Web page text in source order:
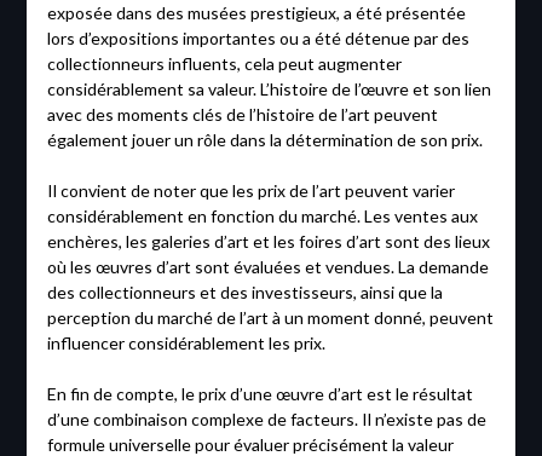
exposée dans des musées prestigieux, a été présentée
lors d’expositions importantes ou a été détenue par des
collectionneurs influents, cela peut augmenter
considérablement sa valeur. L’histoire de l’œuvre et son lien
avec des moments clés de l’histoire de l’art peuvent
également jouer un rôle dans la détermination de son prix.
Il convient de noter que les prix de l’art peuvent varier
considérablement en fonction du marché. Les ventes aux
enchères, les galeries d’art et les foires d’art sont des lieux
où les œuvres d’art sont évaluées et vendues. La demande
des collectionneurs et des investisseurs, ainsi que la
perception du marché de l’art à un moment donné, peuvent
influencer considérablement les prix.
En fin de compte, le prix d’une œuvre d’art est le résultat
d’une combinaison complexe de facteurs. Il n’existe pas de
formule universelle pour évaluer précisément la valeur